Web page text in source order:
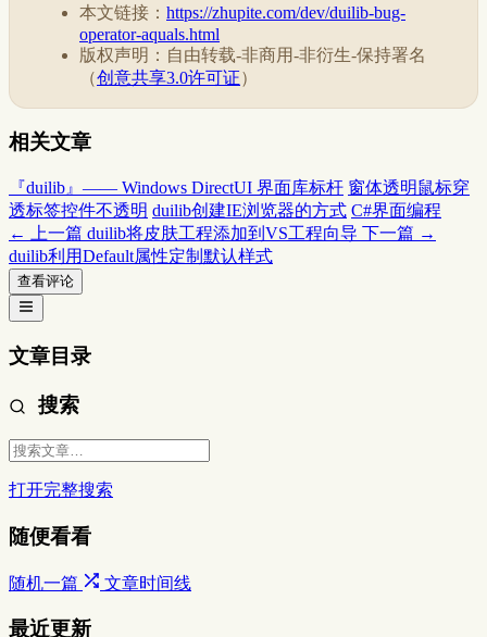
本文链接： https://zhupite.com/dev/duilib-bug-
operator-aquals.html
版权声明：自由转载-非商用-非衍生-保持署名
（创意共享3.0许可证）
相关文章
『duilib』—— Windows DirectUI 界面库标杆 窗体透明鼠标穿
透标签控件不透明 duilib创建IE浏览器的方式 C#界面编程
← 上一篇 duilib将皮肤工程添加到VS工程向导 下一篇 →
duilib利用Default属性定制默认样式
查看评论
文章目录
搜索
打开完整搜索
随便看看
随机一篇 文章时间线
最近更新